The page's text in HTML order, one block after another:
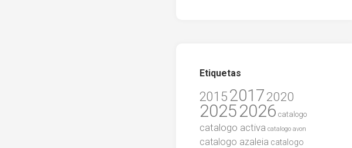
Etiquetas
2015 2017 2020
20252026 catalogo
catalogo activa catalogo avon
catalogo azaleia catalogo